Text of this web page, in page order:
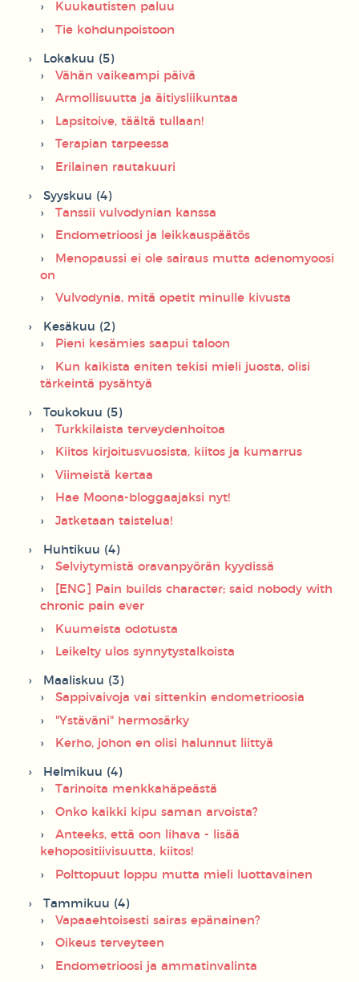
Kuukautisten paluu
Tie kohdunpoistoon
Lokakuu (5)
Vähän vaikeampi päivä
Armollisuutta ja äitiysliikuntaa
Lapsitoive, täältä tullaan!
Terapian tarpeessa
Erilainen rautakuuri
Syyskuu (4)
Tanssii vulvodynian kanssa
Endometrioosi ja leikkauspäätös
Menopaussi ei ole sairaus mutta adenomyoosi
on
Vulvodynia, mitä opetit minulle kivusta
Kesäkuu (2)
Pieni kesämies saapui taloon
Kun kaikista eniten tekisi mieli juosta, olisi
tärkeintä pysähtyä
Toukokuu (5)
Turkkilaista terveydenhoitoa
Kiitos kirjoitusvuosista, kiitos ja kumarrus
Viimeistä kertaa
Hae Moona-bloggaajaksi nyt!
Jatketaan taistelua!
Huhtikuu (4)
Selviytymistä oravanpyörän kyydissä
[ENG] Pain builds character; said nobody with
chronic pain ever
Kuumeista odotusta
Leikelty ulos synnytystalkoista
Maaliskuu (3)
Sappivaivoja vai sittenkin endometrioosia
"Ystäväni" hermosärky
Kerho, johon en olisi halunnut liittyä
Helmikuu (4)
Tarinoita menkkahäpeästä
Onko kaikki kipu saman arvoista?
Anteeks, että oon lihava - lisää
kehopositiivisuutta, kiitos!
Polttopuut loppu mutta mieli luottavainen
Tammikuu (4)
Vapaaehtoisesti sairas epänainen?
Oikeus terveyteen
Endometrioosi ja ammatinvalinta